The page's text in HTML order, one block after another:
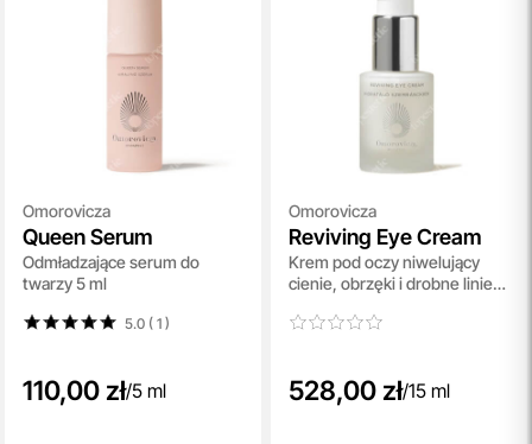
Omorovicza
Queen Serum
Odmładzające serum do
twarzy 5 ml
5.0 ( 1)
110,00 zł/5 ml
Omorovicza
Reviving Eye Cream
Krem pod oczy niwelujący
cienie, obrzęki i drobne linie
528,00 zł/15 ml